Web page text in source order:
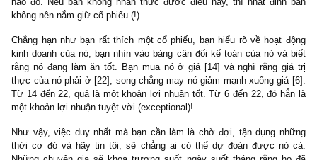
con gấu (“bear market”).
Như vậy,
cứ mỗi 2 năm một lần, ta sẽ gặp một cú điều chỉnh -
và cứ mỗi 6 năm một lần, thị trường sẽ phải giảm -25%
nữa . Đó chính là hạng lịch sử mà bạn phải biết! Với xác suất
vậy, bạn cần biết rằng thị trường chứng khoán sẽ giảm mạnh một
nào đó. Nếu bạn không nhận thức được điều này, thì nhất
không nên nắm giữ cổ phiếu (!)
Chẳng hạn như bạn rất thích một cổ phiếu, bạn hiểu rõ về hoạt
kinh doanh của nó, bạn nhìn vào bảng cân đối kế toán của nó